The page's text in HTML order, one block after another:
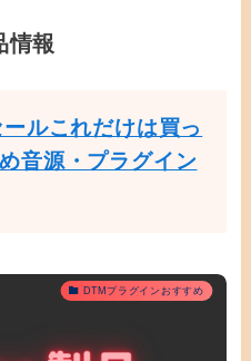
情報
ールこれだけは買っ
音源・プラグイン
DTMプラグインおすすめ